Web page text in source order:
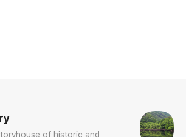
of historic and